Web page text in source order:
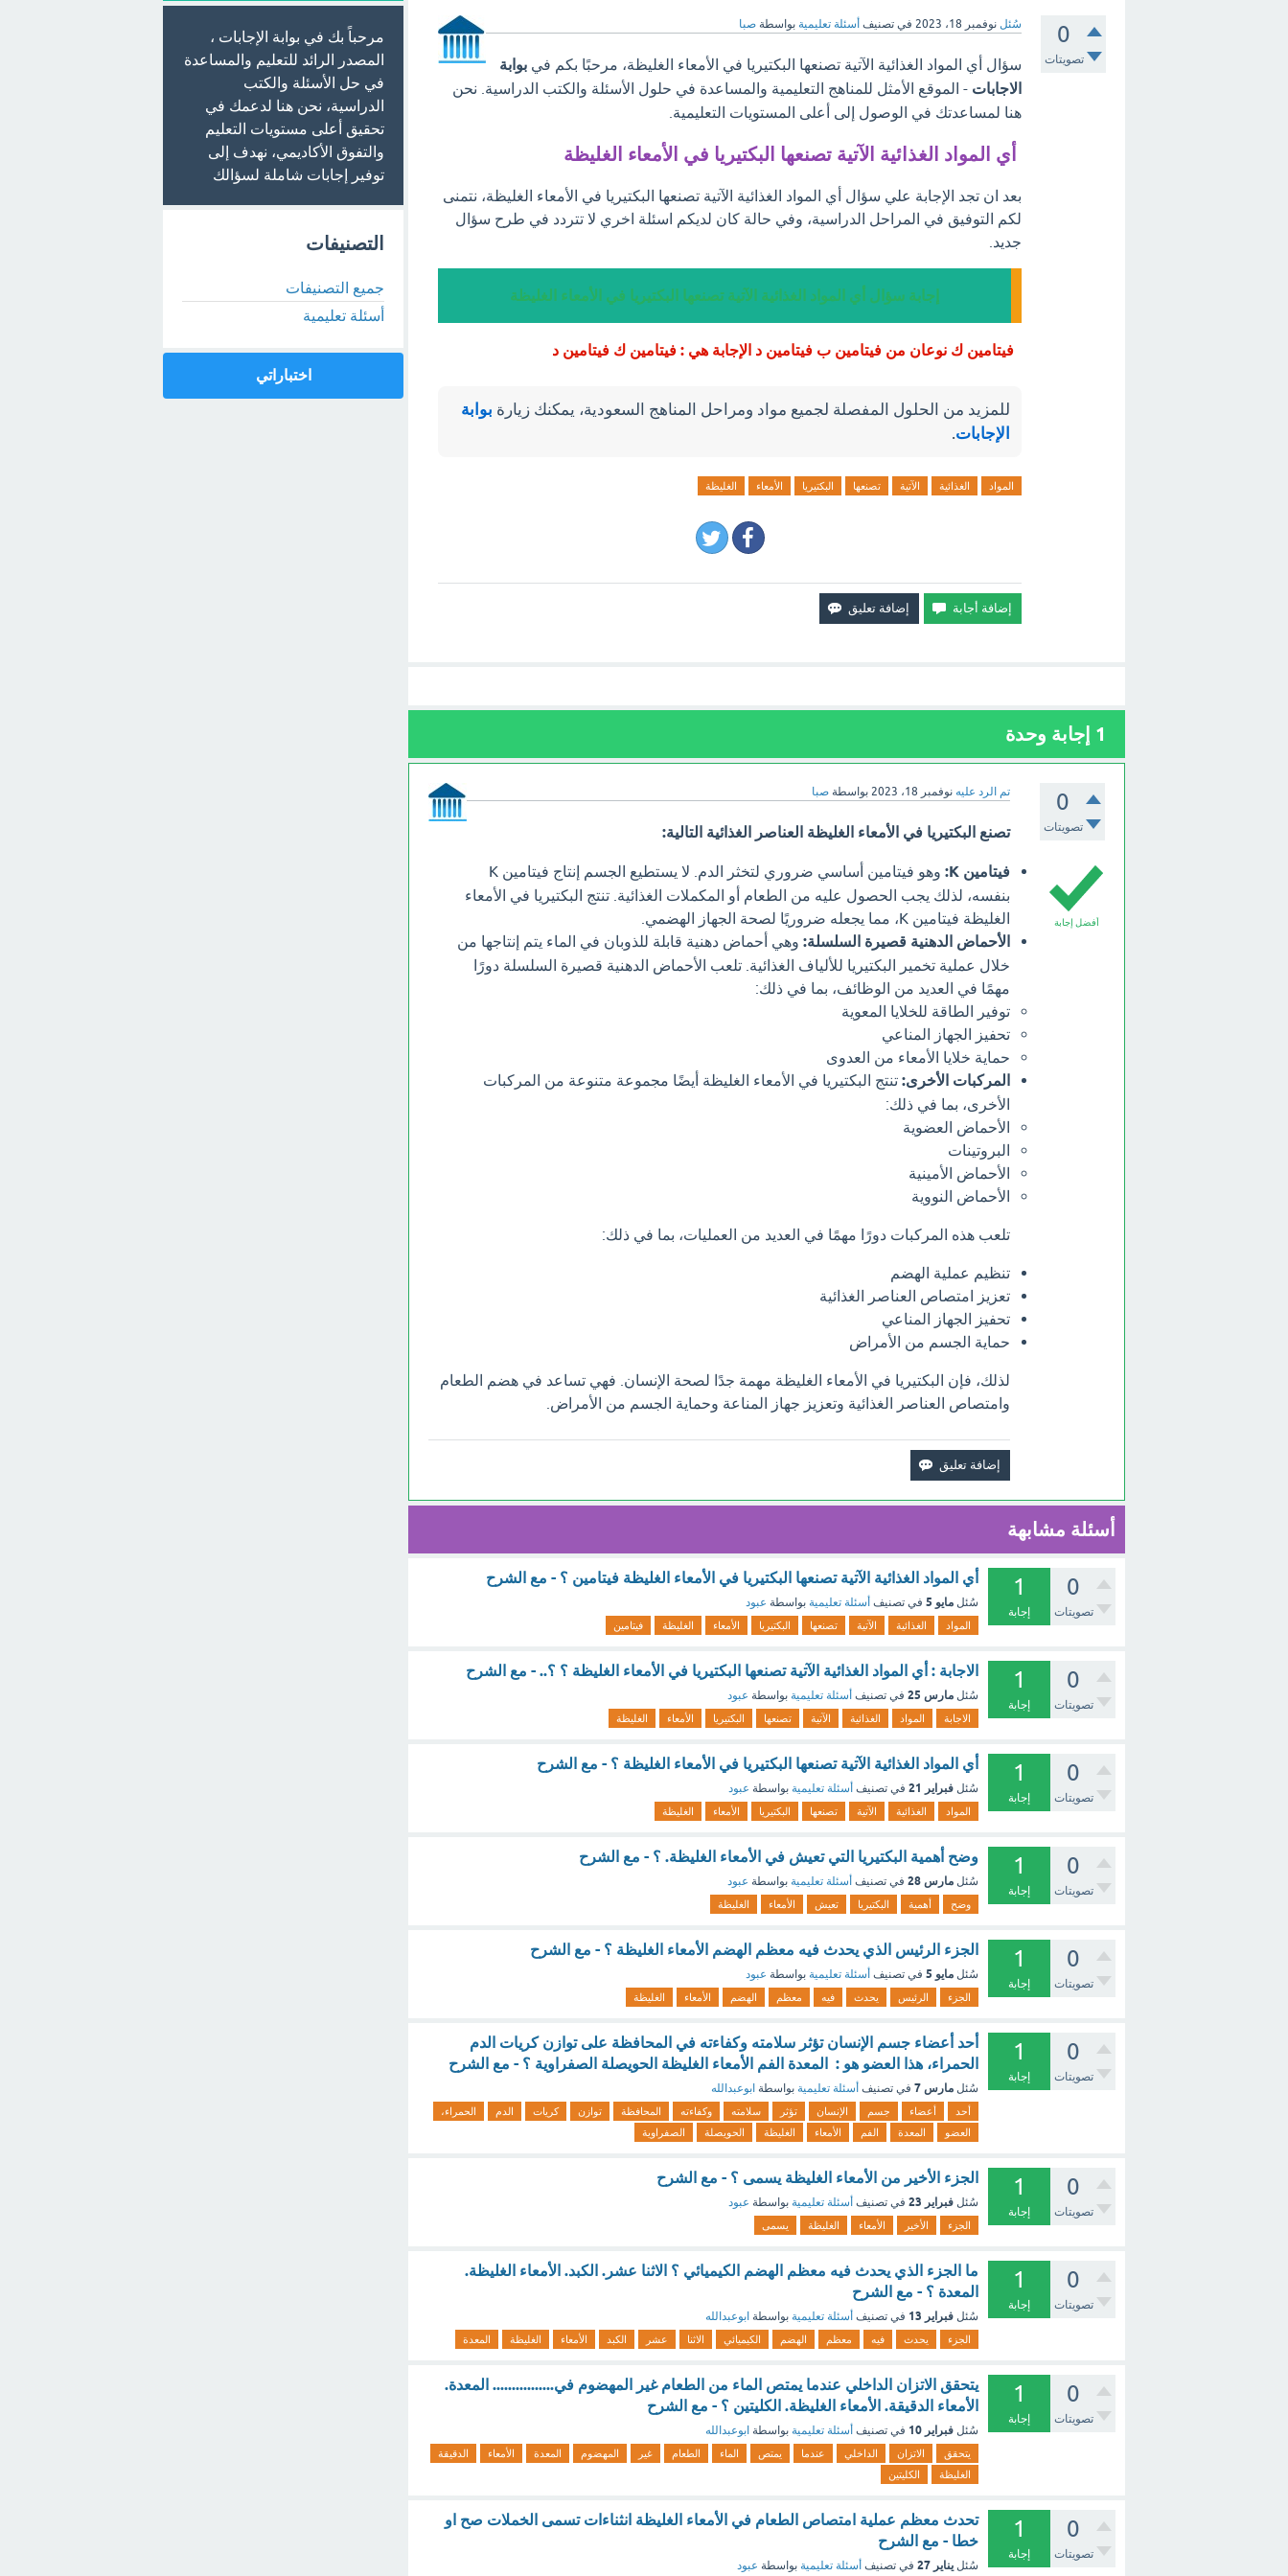
0
تصويتات
سُئل نوفمبر 18، 2023 في تصنيف أسئلة تعليمية بواسطة صبا
سؤال أي المواد الغذائية الآتية تصنعها البكتيريا في الأمعاء الغليظة، مرحبًا بكم في بوابة
الاجابات - الموقع الأمثل للمناهج التعليمية والمساعدة في حلول الأسئلة والكتب الدراسية. نحن
هنا لمساعدتك في الوصول إلى أعلى المستويات التعليمية.
أي المواد الغذائية الآتية تصنعها البكتيريا في الأمعاء الغليظة
بعد ان تجد الإجابة علي سؤال أي المواد الغذائية الآتية تصنعها البكتيريا في الأمعاء الغليظة، نتمنى
لكم التوفيق في المراحل الدراسية، وفي حالة كان لديكم اسئلة اخري لا تتردد في طرح سؤال
جديد.
إجابة سؤال أي المواد الغذائية الآتية تصنعها البكتيريا في الأمعاء الغليظة
فيتامين ك نوعان من فيتامين ب فيتامين د الإجابة هي : فيتامين ك فيتامين د
للمزيد من الحلول المفصلة لجميع مواد ومراحل المناهج السعودية، يمكنك زيارة بوابة
الإجابات.
المواد الغذائية الآتية تصنعها البكتيريا الأمعاء الغليظة
1 إجابة وحدة
0
تصويتات
تم الرد عليه نوفمبر 18، 2023 بواسطة صبا
أفضل إجابة
تصنع البكتيريا في الأمعاء الغليظة العناصر الغذائية التالية:
فيتامين K:
وهو فيتامين أساسي ضروري لتخثر الدم. لا يستطيع الجسم إنتاج فيتامين K
بنفسه، لذلك يجب الحصول عليه من الطعام أو المكملات الغذائية. تنتج البكتيريا في الأمعاء
الغليظة فيتامين K، مما يجعله ضروريًا لصحة الجهاز الهضمي.
الأحماض الدهنية قصيرة السلسلة:وهي أحماض دهنية قابلة للذوبان في الماء يتم إنتاجها من
خلال عملية تخمير البكتيريا للألياف الغذائية. تلعب الأحماض الدهنية قصيرة السلسلة دورًا
مهمًا في العديد من الوظائف، بما في ذلك:
توفير الطاقة للخلايا المعوية
تحفيز الجهاز المناعي
حماية خلايا الأمعاء من العدوى
المركبات الأخرى:تنتج البكتيريا في الأمعاء الغليظة أيضًا مجموعة متنوعة من المركبات
الأخرى، بما في ذلك:
الأحماض العضوية
البروتينات
الأحماض الأمينية
الأحماض النووية
تلعب هذه المركبات دورًا مهمًا في العديد من العمليات، بما في ذلك:
تنظيم عملية الهضم
تعزيز امتصاص العناصر الغذائية
تحفيز الجهاز المناعي
حماية الجسم من الأمراض
لذلك، فإن البكتيريا في الأمعاء الغليظة مهمة جدًا لصحة الإنسان. فهي تساعد في هضم الطعام
وامتصاص العناصر الغذائية وتعزيز جهاز المناعة وحماية الجسم من الأمراض.
أسئلة مشابهة
0
تصويتات
1
إجابة
أي المواد الغذائية الآتية تصنعها البكتيريا في الأمعاء الغليظة فيتامين ؟ - مع الشرح
سُئل مايو 5 في تصنيف أسئلة تعليمية بواسطة عبود
المواد الغذائية الآتية تصنعها البكتيريا الأمعاء الغليظة فيتامين
0
تصويتات
1
إجابة
الاجابة : أي المواد الغذائية الآتية تصنعها البكتيريا في الأمعاء الغليظة ؟ ؟.. - مع الشرح
سُئل مارس 25 في تصنيف أسئلة تعليمية بواسطة عبود
الاجابة المواد الغذائية الآتية تصنعها البكتيريا الأمعاء الغليظة
0
تصويتات
1
إجابة
أي المواد الغذائية الآتية تصنعها البكتيريا في الأمعاء الغليظة ؟ - مع الشرح
سُئل فبراير 21 في تصنيف أسئلة تعليمية بواسطة عبود
المواد الغذائية الآتية تصنعها البكتيريا الأمعاء الغليظة
0
تصويتات
1
إجابة
وضح أهمية البكتيريا التي تعيش في الأمعاء الغليظة. ؟ - مع الشرح
سُئل مارس 28 في تصنيف أسئلة تعليمية بواسطة عبود
وضح أهمية البكتيريا تعيش الأمعاء الغليظة
0
تصويتات
1
إجابة
الجزء الرئيس الذي يحدث فيه معظم الهضم الأمعاء الغليظة ؟ - مع الشرح
سُئل مايو 5 في تصنيف أسئلة تعليمية بواسطة عبود
الجزء الرئيس يحدث فيه معظم الهضم الأمعاء الغليظة
0
تصويتات
1
إجابة
أحد أعضاء جسم الإنسان تؤثر سلامته وكفاءته في المحافظة على توازن كريات الدم
الحمراء، هذا العضو هو : المعدة الفم الأمعاء الغليظة الحويصلة الصفراوية ؟ - مع الشرح
سُئل مارس 7 في تصنيف أسئلة تعليمية بواسطة ابوعبدالله
أحد أعضاء جسم الإنسان تؤثر سلامته وكفاءته المحافظة توازن كريات الدم
الحمراء،
العضو
المعدة الفم الأمعاء الغليظة الحويصلة الصفراوية
0
تصويتات
1
إجابة
الجزء الأخير من الأمعاء الغليظة يسمى ؟ - مع الشرح
سُئل فبراير 23 في تصنيف أسئلة تعليمية بواسطة عبود
الجزء الأخير الأمعاء الغليظة يسمى
0
تصويتات
1
إجابة
ما الجزء الذي يحدث فيه معظم الهضم الكيميائي ؟ الاثنا عشر. الكبد. الأمعاء الغليظة.
المعدة ؟ - مع الشرح
سُئل فبراير 13 في تصنيف أسئلة تعليمية بواسطة ابوعبدالله
الجزء يحدث فيه معظم الهضم الكيميائي الاثنا عشر الكبد الأمعاء الغليظة المعدة
0
تصويتات
1
إجابة
يتحقق الاتزان الداخلي عندما يمتص الماء من الطعام غير المهضوم في................ المعدة.
الأمعاء الدقيقة. الأمعاء الغليظة. الكليتين ؟ - مع الشرح
سُئل فبراير 10 في تصنيف أسئلة تعليمية بواسطة ابوعبدالله
يتحقق الاتزان الداخلي عندما يمتص الماء الطعام غير المهضوم المعدة الأمعاء
الدقيقة
الغليظة
الكليتين
0
تصويتات
1
إجابة
تحدث معظم عملية امتصاص الطعام في الأمعاء الغليظة انثناءات تسمى الخملات صح او
خطا - مع الشرح
سُئل يناير 27 في تصنيف أسئلة تعليمية بواسطة عبود
مرحباً بك في بوابة الإجابات ،
المصدر الرائد للتعليم والمساعدة
في حل الأسئلة والكتب
الدراسية، نحن هنا لدعمك في
تحقيق أعلى مستويات التعليم
والتفوق الأكاديمي، نهدف إلى
توفير إجابات شاملة لسؤالك
التصنيفات
جميع التصنيفات
أسئلة تعليمية
اختباراتي